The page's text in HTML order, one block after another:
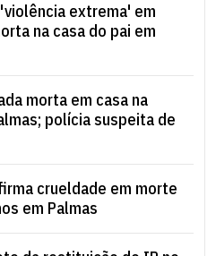
extrema' em
na casa do pai em
morta em casa na
polícia suspeita de
crueldade em morte
em Palmas